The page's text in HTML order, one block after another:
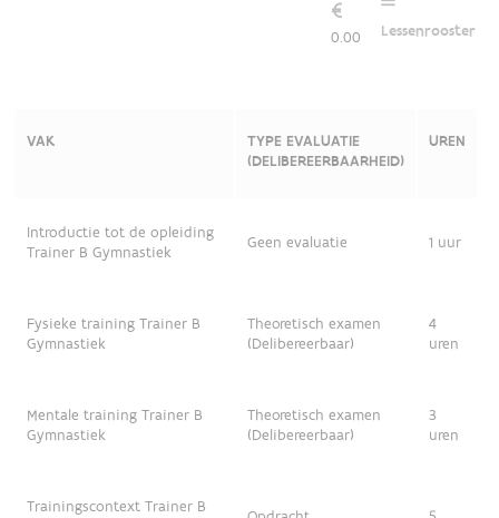
0.00 Lessenrooster
VAK
TYPE EVALUATIE
(DELIBEREERBAARHEID)
UREN
Introductie tot de opleiding
Trainer B Gymnastiek
Geen evaluatie 1 uur
Fysieke training Trainer B
Gymnastiek
Theoretisch examen
(Delibereerbaar)
4
uren
Mentale training Trainer B
Gymnastiek
Theoretisch examen
(Delibereerbaar)
3
uren
Trainingscontext Trainer B